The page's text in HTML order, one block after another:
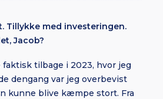
Tillykke med investeringen.
Jacob?
faktisk tilbage i 2023, hvor jeg
dengang var jeg overbevist
kunne blive kæmpe stort. Fra